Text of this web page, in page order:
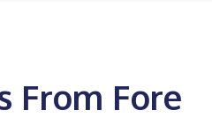
From Fore